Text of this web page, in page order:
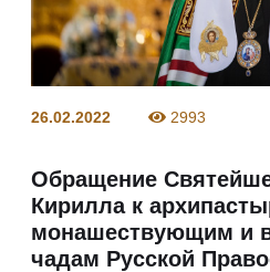
26.02.2022 2993
Обращение
Кирилла к
монашествующим и
чадам Русской